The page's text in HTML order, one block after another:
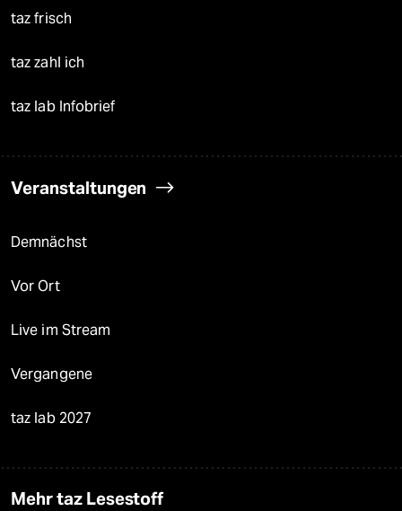
taz frisch
taz zahl ich
taz lab Infobrief
Veranstaltungen
Demnächst
Vor Ort
Live im Stream
Vergangene
taz lab 2027
Mehr taz Lesestoff